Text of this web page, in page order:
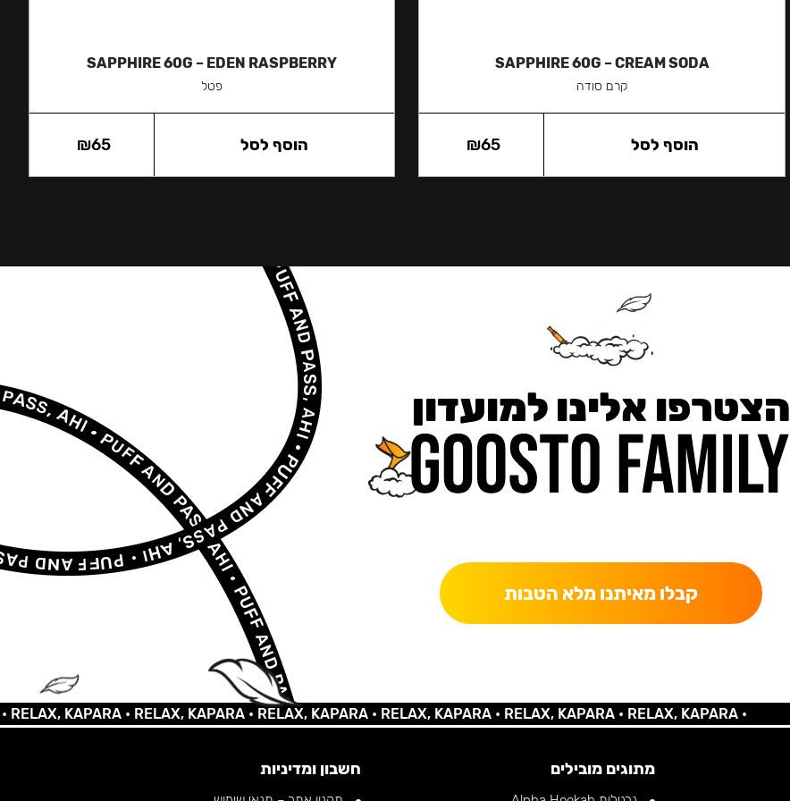
SAPPHIRE 60G – CREAM SODA
קרם סודה
₪65 הוסף לסל
SAPPHIRE 60G – EDEN RASPBERRY
פטל
₪65 הוסף לסל
הצטרפו אלינו למועדון
קבלו מאיתנו מלא הטבות
KAPARA •RELAX, KAPARA •RELAX, KAPARA •RELAX, KAPARA •RELAX, KAPARA •RELAX, KAPARA •
מתוגים מובילים חשבון ומדיניות